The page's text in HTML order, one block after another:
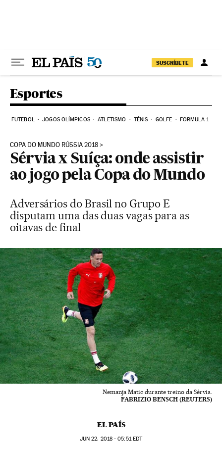
SUSCRÍBETE
Esportes
FUTEBOL JOGOS OLÍMPICOS ATLETISMO TÊNIS GOLFE FORMULA 1
COPA DO MUNDO RÚSSIA 2018
Sérvia x Suíça: onde assistir
ao jogo pela Copa do Mundo
Adversários do Brasil no Grupo E
disputam uma das duas vagas para as
oitavas de final
Nemanja Matic durante treino da Sérvia.
FABRIZIO BENSCH (REUTERS)
EL PAÍS
JUN 22, 2018 - 05:51EDT